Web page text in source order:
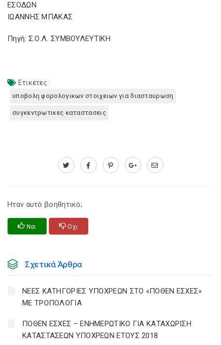
ΕΣΟΔΩΝ
ΙΩΑΝΝΗΣ ΜΠΑΚΑΣ
Πηγή: Σ.Ο.Λ. ΣΥΜΒΟΥΛΕΥΤΙΚΗ
Ετικέτες:
υποβολη φορολογικων στοιχειων για διασταυρωση
συγκεντρωτικες καταστασεις
Ηταν αυτό βοηθητικό;
Ναι Οχι
Σχετικά Άρθρα
ΝΕΕΣ ΚΑΤΗΓΟΡΙΕΣ ΥΠΟΧΡΕΩΝ ΣΤΟ «ΠΟΘΕΝ ΕΣΧΕΣ»
ΜΕ ΤΡΟΠΟΛΟΓΙΑ
ΠΟΘΕΝ ΕΣΧΕΣ – ΕΝΗΜΕΡΩΤΙΚΟ ΓΙΑ ΚΑΤΑΧΩΡΙΣΗ
ΚΑΤΑΣΤΑΣΕΩΝ ΥΠΟΧΡΕΩΝ ΕΤΟΥΣ 2018